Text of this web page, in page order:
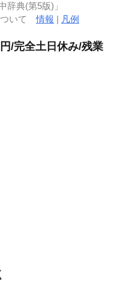
辞典(第5版)」
ついて情報 | 凡例
/完全土日休み/残業